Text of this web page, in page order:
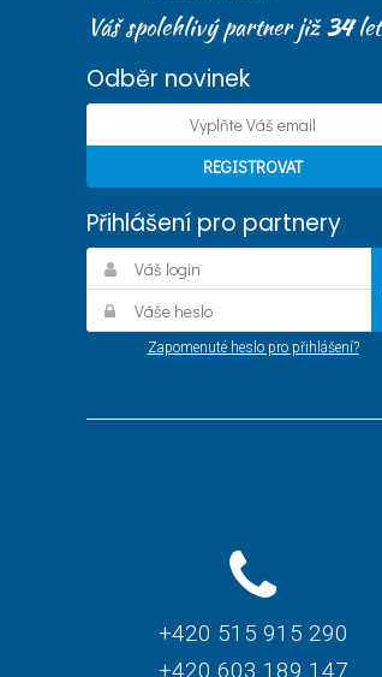
Váš spolehlivý partner již34let
Odběr novinek
Přihlášení pro partnery
Zapomenuté heslo pro přihlášení?
+420 515 915 290
+420 603 189 147